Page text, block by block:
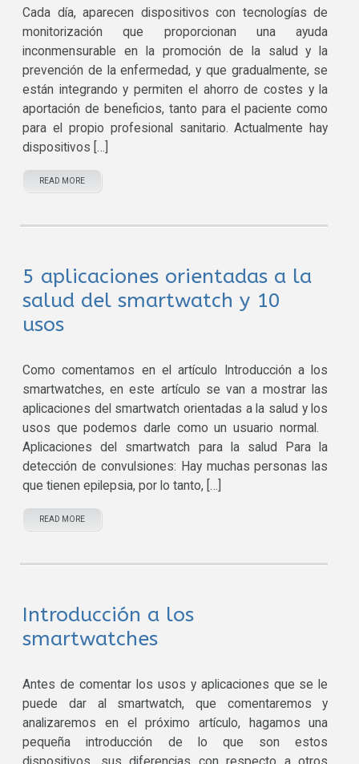
Cada día, aparecen dispositivos con tecnologías de
monitorización que proporcionan una ayuda
inconmensurable en la promoción de la salud y la
prevención de la enfermedad, y que gradualmente, se
están integrando y permiten el ahorro de costes y la
aportación de beneficios, tanto para el paciente como
para el propio profesional sanitario. Actualmente hay
dispositivos […]
READ MORE
5 aplicaciones orientadas a la
salud del smartwatch y 10
usos
Como comentamos en el artículo Introducción a los
smartwatches, en este artículo se van a mostrar las
aplicaciones del smartwatch orientadas a la salud y los
usos que podemos darle como un usuario normal.
Aplicaciones del smartwatch para la salud Para la
detección de convulsiones: Hay muchas personas las
que tienen epilepsia, por lo tanto, […]
READ MORE
Introducción a los
smartwatches
Antes de comentar los usos y aplicaciones que se le
puede dar al smartwatch, que comentaremos y
analizaremos en el próximo artículo, hagamos una
pequeña introducción de lo que son estos